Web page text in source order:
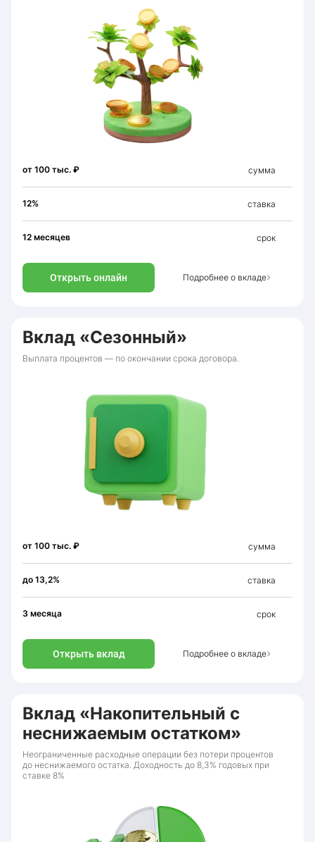
от 100 тыс. ₽ сумма
12% ставка
12 месяцев срок
Открыть онлайн Подробнее о вкладе
Вклад «Сезонный»
Выплата процентов — по окончании срока договора.
от 100 тыс. ₽ сумма
до 13,2% ставка
3 месяца срок
Открыть вклад Подробнее о вкладе
Вклад «Накопительный с
неснижаемым остатком»
Неограниченные расходные операции без потери процентов
до неснижаемого остатка. Доходность до 8,3% годовых при
ставке 8%